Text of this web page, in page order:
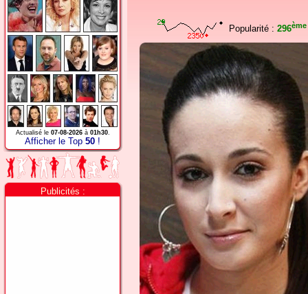
Actualisé le 07-08-2026à 01h30.
Afficher le Top 50 !
Publicités :
Popularité : 296ème